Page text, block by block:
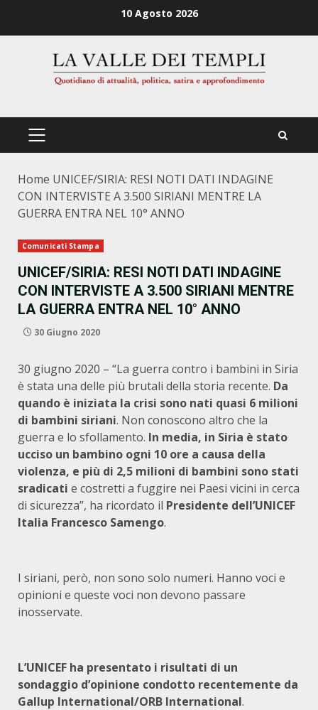
10 Agosto 2026
PRIMÄRES
Home UNICEF/SIRIA: RESI NOTI DATI INDAGINE
CON INTERVISTE A 3.500 SIRIANI MENTRE LA
GUERRA ENTRA NEL 10° ANNO
Comunicati Stampa
UNICEF/SIRIA: RESI NOTI DATI INDAGINE
CON INTERVISTE A 3.500 SIRIANI MENTRE
LA GUERRA ENTRA NEL 10° ANNO
30 Giugno 2020
30 giugno 2020 – “La guerra contro i bambini in Siria
è stata una delle più brutali della storia recente. Da
quando è iniziata la crisi sono nati quasi 6 milioni
di bambini siriani. Non conoscono altro che la
guerra e lo sfollamento. In media, in Siria è stato
ucciso un bambino ogni 10 ore a causa della
violenza, e più di 2,5 milioni di bambini sono stati
sradicati e costretti a fuggire nei Paesi vicini in cerca
di sicurezza”, ha ricordato il Presidente dell’UNICEF
Italia Francesco Samengo.
I siriani, però, non sono solo numeri. Hanno voci e
opinioni e queste voci non devono passare
inosservate.
L’UNICEF ha presentato i risultati di un
sondaggio d’opinione condotto recentemente da
Gallup International/ORB International.